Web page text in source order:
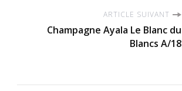
ARTICLE SUIVANT
Champagne Ayala Le Blanc du
Blancs A/18